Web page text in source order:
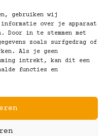
gebruiken wij
informatie over je apparaat
Door in te stemmen met
zoals surfgedrag of
Als je geen
intrekt, kan dit een
functies en
Koot Brillen